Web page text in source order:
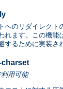
へのリダイレク
れます。この機
するために実装さ
用可能